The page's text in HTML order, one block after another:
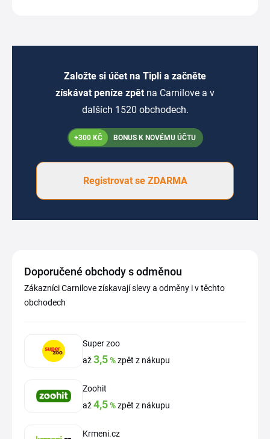
Založte si účet na Tipli a začněte
získávat peníze zpět na Carnilove a v
dalších 1520 obchodech.
+300 KČ BONUS K NOVÉMU ÚČTU
Registrovat se ZDARMA
Doporučené obchody s odměnou
Zákazníci Carnilove získavají slevy a odměny i v těchto
obchodech
Super zoo
až3,5%zpět z nákupu
Zoohit
až4,5%zpět z nákupu
Krmeni.cz